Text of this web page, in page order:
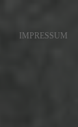
IMPRESSUM